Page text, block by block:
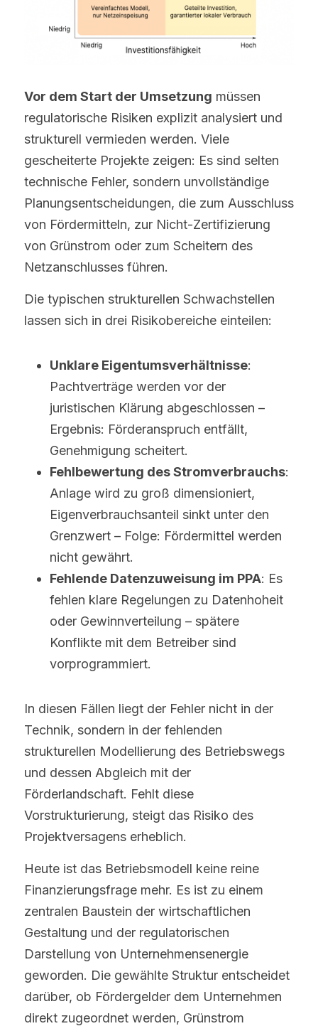
Vor dem Start der Umsetzung müssen
regulatorische Risiken explizit analysiert und
strukturell vermieden werden. Viele
gescheiterte Projekte zeigen: Es sind selten
technische Fehler, sondern unvollständige
Planungsentscheidungen, die zum Ausschluss
von Fördermitteln, zur Nicht-Zertifizierung
von Grünstrom oder zum Scheitern des
Netzanschlusses führen.
Die typischen strukturellen Schwachstellen
lassen sich in drei Risikobereiche einteilen:
Unklare Eigentumsverhältnisse:
Pachtverträge werden vor der
juristischen Klärung abgeschlossen –
Ergebnis: Förderanspruch entfällt,
Genehmigung scheitert.
Fehlbewertung des Stromverbrauchs:
Anlage wird zu groß dimensioniert,
Eigenverbrauchsanteil sinkt unter den
Grenzwert – Folge: Fördermittel werden
nicht gewährt.
Fehlende Datenzuweisung im PPA: Es
fehlen klare Regelungen zu Datenhoheit
oder Gewinnverteilung – spätere
Konflikte mit dem Betreiber sind
vorprogrammiert.
In diesen Fällen liegt der Fehler nicht in der
Technik, sondern in der fehlenden
strukturellen Modellierung des Betriebswegs
und dessen Abgleich mit der
Förderlandschaft. Fehlt diese
Vorstrukturierung, steigt das Risiko des
Projektversagens erheblich.
Heute ist das Betriebsmodell keine reine
Finanzierungsfrage mehr. Es ist zu einem
zentralen Baustein der wirtschaftlichen
Gestaltung und der regulatorischen
Darstellung von Unternehmensenergie
geworden. Die gewählte Struktur entscheidet
darüber, ob Fördergelder dem Unternehmen
direkt zugeordnet werden, Grünstrom